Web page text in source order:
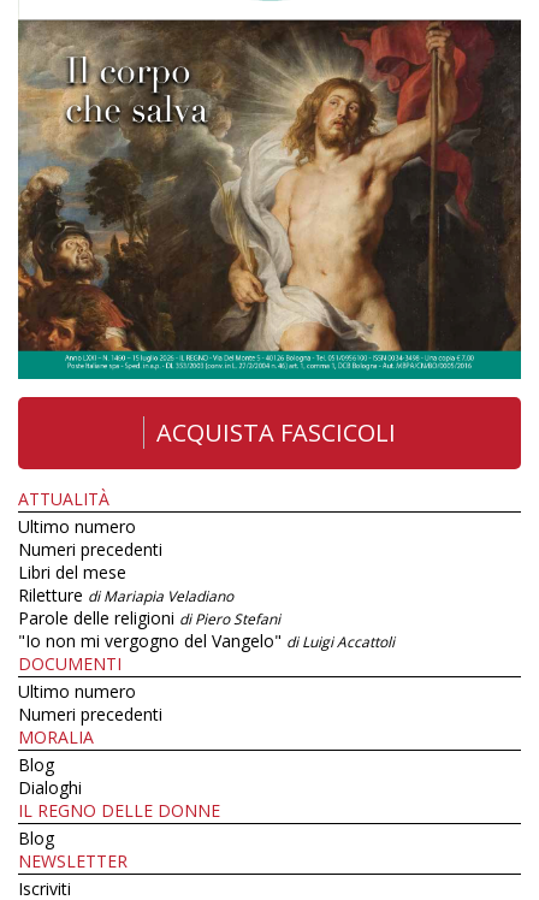
ACQUISTA FASCICOLI
ATTUALITÀ
Ultimo numero
Numeri precedenti
Libri del mese
Riletture di Mariapia Veladiano
Parole delle religioni di Piero Stefani
"Io non mi vergogno del Vangelo" di Luigi Accattoli
DOCUMENTI
Ultimo numero
Numeri precedenti
MORALIA
Blog
Dialoghi
IL REGNO DELLE DONNE
Blog
NEWSLETTER
Iscriviti